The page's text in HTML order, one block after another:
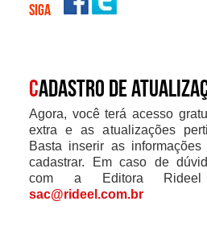
SIGA
Cadastro de
Agora, você terá acesso
extra e as atualizações
Basta inserir as
cadastrar. Em caso de
com a Editora
sac@rideel.com.br